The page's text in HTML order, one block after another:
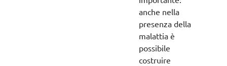
anche nella
presenza della
malattia è
possibile
costruire